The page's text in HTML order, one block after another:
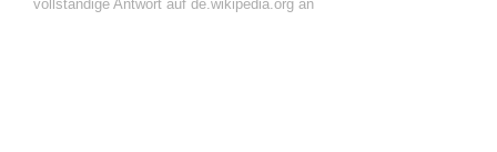
vollständige Antwort auf de.wikipedia.org an